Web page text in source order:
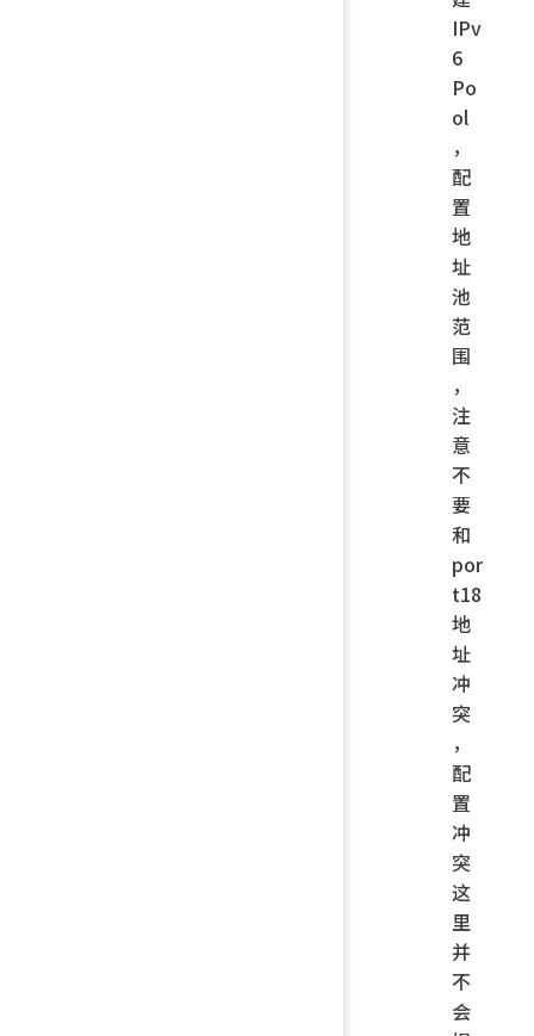
IPv
6
Po
ol
，
配
置
地
址
池
范
围
，
注
意
不
要
和
por
t18
地
址
冲
突
，
配
置
冲
突
这
里
并
不
会